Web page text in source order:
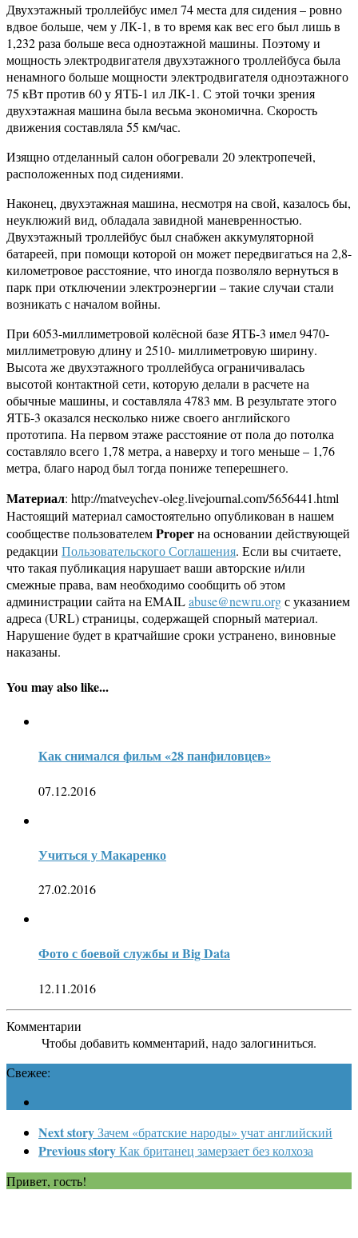
Двухэтажный троллейбус имел 74 места для сидения – ровно
вдвое больше, чем у ЛК-1, в то время как вес его был лишь в
1,232 раза больше веса одноэтажной машины. Поэтому и
мощность электродвигателя двухэтажного троллейбуса была
ненамного больше мощности электродвигателя одноэтажного
75 кВт против 60 у ЯТБ-1 ил ЛК-1. С этой точки зрения
двухэтажная машина была весьма экономична. Скорость
движения составляла 55 км/час.
Изящно отделанный салон обогревали 20 электропечей,
расположенных под сидениями.
Наконец, двухэтажная машина, несмотря на свой, казалось бы,
неуклюжий вид, обладала завидной маневренностью.
Двухэтажный троллейбус был снабжен аккумуляторной
батареей, при помощи которой он может передвигаться на 2,8-
километровое расстояние, что иногда позволяло вернуться в
парк при отключении электроэнергии – такие случаи стали
возникать с началом войны.
При 6053-миллиметровой колёсной базе ЯТБ-3 имел 9470-
миллиметровую длину и 2510- миллиметровую ширину.
Высота же двухэтажного троллейбуса ограничивалась
высотой контактной сети, которую делали в расчете на
обычные машины, и составляла 4783 мм. В результате этого
ЯТБ-3 оказался несколько ниже своего английского
прототипа. На первом этаже расстояние от пола до потолка
составляло всего 1,78 метра, а наверху и того меньше – 1,76
метра, благо народ был тогда пониже теперешнего.
Материал: http://matveychev-oleg.livejournal.com/5656441.html
Настоящий материал самостоятельно опубликован в нашем
сообществе пользователемProperна основании действующей
редакции Пользовательского Соглашения. Если вы считаете,
что такая публикация нарушает ваши авторские и/или
смежные права, вам необходимо сообщить об этом
администрации сайта на EMAILabuse@newru.orgс указанием
адреса (URL) страницы, содержащей спорный материал.
Нарушение будет в кратчайшие сроки устранено, виновные
наказаны.
You may also like...
Как снимался фильм «28 панфиловцев»
07.12.2016
Учиться у Макаренко
27.02.2016
Фото с боевой службы и Big Data
12.11.2016
Комментарии
Чтобы добавить комментарий, надо залогиниться.
Свежее:
Next storyЗачем «братские народы» учат английский
Previous storyКак британец замерзает без колхоза
Привет, гость!